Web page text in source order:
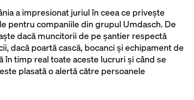
a impresionat juriul în ceea ce privește
pentru companiile din grupul Umdasch. De
dacă muncitorii de pe șantier respectă
dacă poartă cască, bocanci și echipament de
în timp real toate aceste lucruri şi când se
plasată o alertă către persoanele